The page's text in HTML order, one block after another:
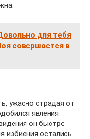
для тебя
совершается в
ужасно страдая от
явления
он быстро
избиения остались